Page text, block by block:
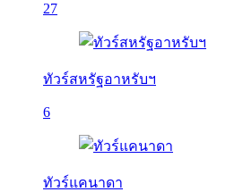
27
ทัวร์สหรัฐอาหรับฯ
6
ทัวร์แคนาดา